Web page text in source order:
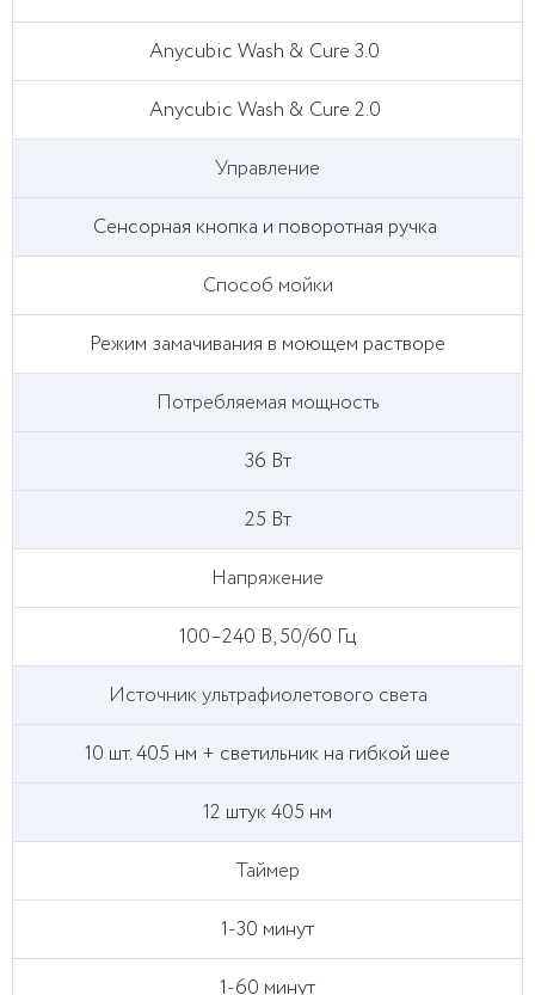
Anycubic Wash & Cure 3.0
Anycubic Wash & Cure 2.0
Управление
Сенсорная кнопка и поворотная ручка
Способ мойки
Режим замачивания в моющем растворе
Потребляемая мощность
36 Вт
25 Вт
Напряжение
100–240 В, 50/60 Гц
Источник ультрафиолетового света
10 шт. 405 нм + светильник на гибкой шее
12 штук 405 нм
Таймер
1-30 минут
1-60 минут